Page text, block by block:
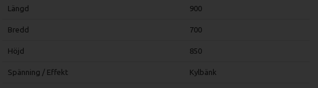
Längd 900
Bredd 700
Höjd 850
Spänning / Effekt Kylbänk